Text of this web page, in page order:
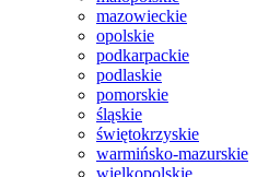
mazowieckie
opolskie
podkarpackie
podlaskie
pomorskie
śląskie
świętokrzyskie
warmińsko-mazurskie
wielkopolskie